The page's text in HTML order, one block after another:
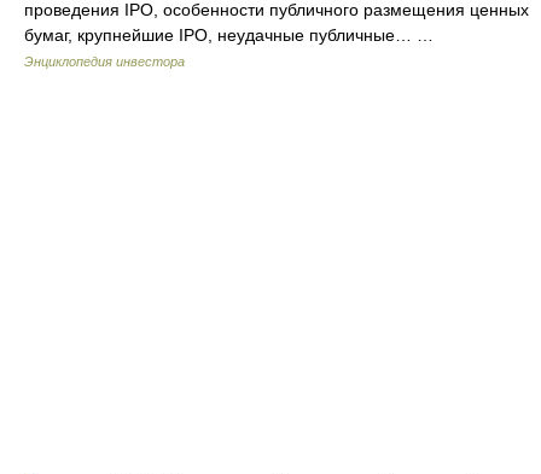
проведения IPO, особенности публичного размещения ценных
бумаг, крупнейшие IPO, неудачные публичные… …
Энциклопедия инвестора